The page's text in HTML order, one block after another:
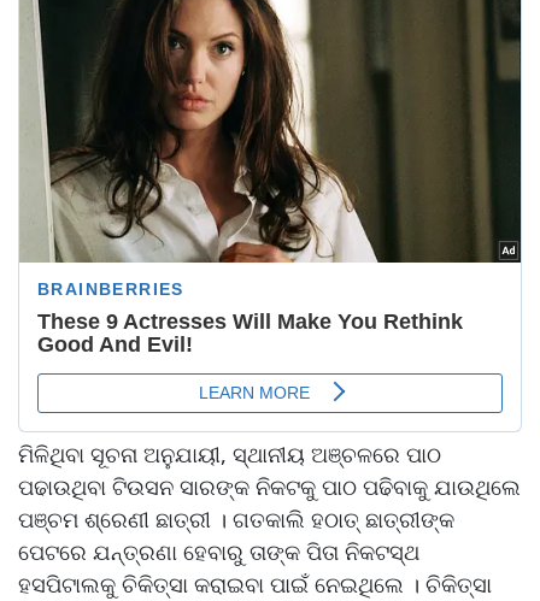
ମିଳିଥିବା ସୂଚନା ଅନୁଯାୟୀ, ସ୍ଥାନୀୟ ଅଞ୍ଚଳରେ ପାଠ
ପଢାଉଥିବା ଟିଉସନ ସାରଙ୍କ ନିକଟକୁ ପାଠ ପଢିବାକୁ ଯାଉଥିଲେ
ପଞ୍ଚମ ଶ୍ରେଣୀ ଛାତ୍ରୀ । ଗତକାଲି ହଠାତ୍ ଛାତ୍ରୀଙ୍କ
ପେଟରେ ଯନ୍ତ୍ରଣା ହେବାରୁ ତାଙ୍କ ପିତା ନିକଟସ୍ଥ
ହସପିଟାଲକୁ ଚିକିତ୍ସା କରାଇବା ପାଇଁ ନେଇଥିଲେ । ଚିକିତ୍ସା